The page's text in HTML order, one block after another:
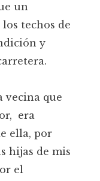
un
techos de
y
vecina que
era
ella, por
hijas de mis
el